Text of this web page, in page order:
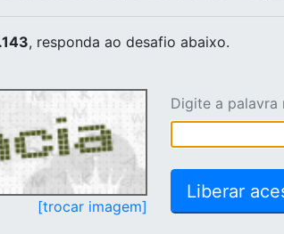
, responda ao desafio abaixo.
[trocar imagem]
Digite a palavra